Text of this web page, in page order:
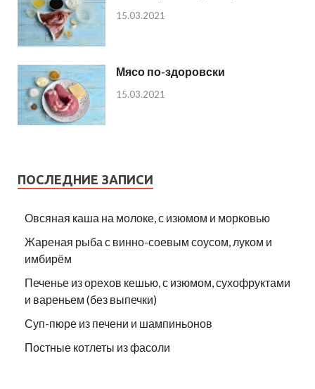
15.03.2021
Мясо по-здоровски
15.03.2021
ПОСЛЕДНИЕ ЗАПИСИ
Овсяная каша на молоке, с изюмом и морковью
Жареная рыба с винно-соевым соусом, луком и
имбирём
Печенье из орехов кешью, с изюмом, сухофруктами
и вареньем (без выпечки)
Суп-пюре из печени и шампиньонов
Постные котлеты из фасоли